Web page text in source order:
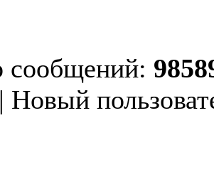
сообщений:
| Новый